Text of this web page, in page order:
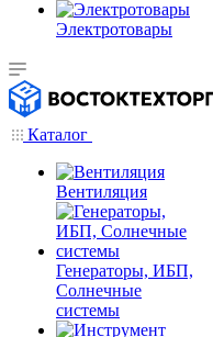
Электротовары
Каталог
Вентиляция
Генераторы, ИБП,
Солнечные
системы